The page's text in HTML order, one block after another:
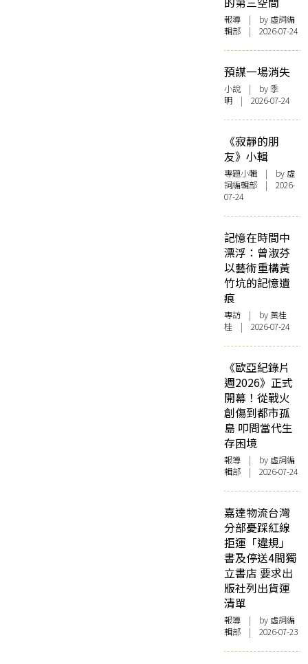
報導 | by 虛詞編
輯部 | 2026-07-24
預謀一場消失
小說 | by 季
明 | 2026-07-24
《寂靜的朋
友》小輯
專題小輯 | by 虛
詞編輯部 | 2026-
07-24
記憶在時間中
漂浮：曾淑芬
以藝術重構黃
竹坑的記憶遺
痕
專訪 | by 黃桂
桂 | 2026-07-24
《歐亞紀錄片
週2026》正式
開幕！從戰火
創傷到都市孤
島 叩問當代生
存困境
報導 | by 虛詞編
輯部 | 2026-07-24
嘉達物流台灣
分部憂踩紅線
拒運「違規」
書及停送4間獨
立書店 要求出
版社列出貨運
清單
報導 | by 虛詞編
輯部 | 2026-07-23